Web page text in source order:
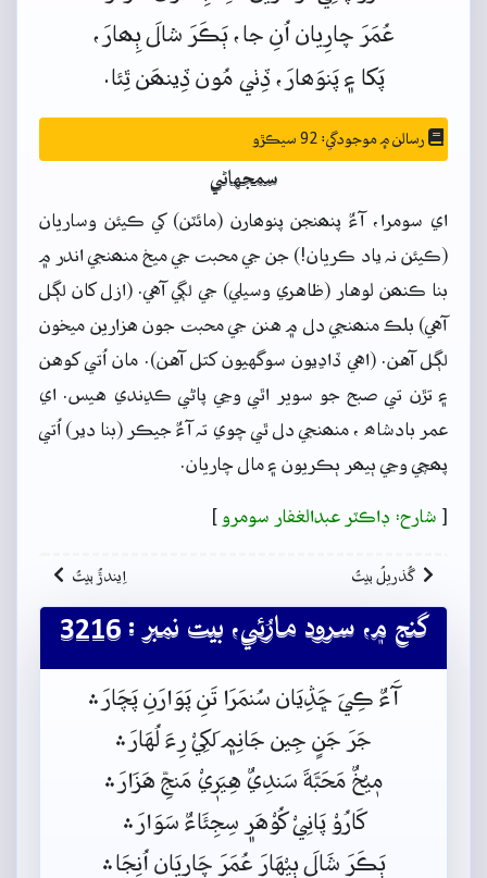
عُمَرَ چارِيان اُنِ جا، ٻَڪَرَ شالَٻِھارَ،
پَکا ۽ پَنوَھارَ، ڏِٺي مُون ڏِينھَن ٿِئا.
رسالن ۾ موجودگي: 92 سيڪڙو
سمجهاڻي
اي سومرا، آءٌ پنھنجن پنوھارن (مائٽن) کي ڪيئن وساريان
(ڪيئن نہ ياد ڪريان!) جن جي محبت جي ميخ منھنجي اندر ۾
بنا ڪنھن لوهار (ظاهري وسيلي) جي لڳي آهي. (ازل کان لڳل
آهي) بلڪ منھنجي دل ۾ هنن جي محبت جون هزارين ميخون
لڳل آهن. (اهي ڏاڍيون سوگهيون کتل آهن). مان اُتي کوهن
۽ تڙن تي صبح جو سوير اٿي وڃي پاڻي ڪڍندي هيس. اي
عمر بادشاھ ، منھنجي دل ٿي چوي تہ آءٌ جيڪر (بنا دير) اُتي
پھچي وڃي ٻيھر ٻڪريون ۽ مال چاريان.
[ شارح: ڊاڪٽر عبدالغفار سومرو ]
گُذريلُ بيتُ اِيندڙُ بيتُ
گنج ۾، سرود مارُئي، بيت نمبر : 3216
آَءٌ ڪِيَ ڇَڎِيَان سُنمَرَا تَنِ پَوَارَنِ پَچَارَ﮶
جَرَ جَنٍ جِين جَانِم﮼ لَکِيْ رِءَ لُهَارَ﮶
مٖيْخٌ مَحَبَّةَ سَندِيٌ هِيَرٖيْ مَنجِّ هَزَارَ﮶
کَارُوْ پَانِيْ کُوْهَر﮼ سِجِئَاءٌ سَوَارَ﮶
ٻَڪَرَ شَالَ ٻِيْهَارَ عُمَرَ چَارِيَان اُنِجَا﮶